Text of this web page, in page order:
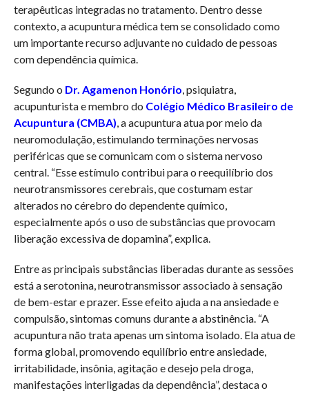
terapêuticas integradas no tratamento. Dentro desse
contexto, a acupuntura médica tem se consolidado como
um importante recurso adjuvante no cuidado de pessoas
com dependência química.
Segundo o Dr. Agamenon Honório , psiquiatra,
acupunturista e membro do Colégio Médico Brasileiro de
Acupuntura (CMBA) , a acupuntura atua por meio da
neuromodulação, estimulando terminações nervosas
periféricas que se comunicam com o sistema nervoso
central. “Esse estímulo contribui para o reequilíbrio dos
neurotransmissores cerebrais, que costumam estar
alterados no cérebro do dependente químico,
especialmente após o uso de substâncias que provocam
liberação excessiva de dopamina”, explica.
Entre as principais substâncias liberadas durante as sessões
está a serotonina, neurotransmissor associado à sensação
de bem-estar e prazer. Esse efeito ajuda a na ansiedade e
compulsão, sintomas comuns durante a abstinência. “A
acupuntura não trata apenas um sintoma isolado. Ela atua de
forma global, promovendo equilíbrio entre ansiedade,
irritabilidade, insônia, agitação e desejo pela droga,
manifestações interligadas da dependência”, destaca o